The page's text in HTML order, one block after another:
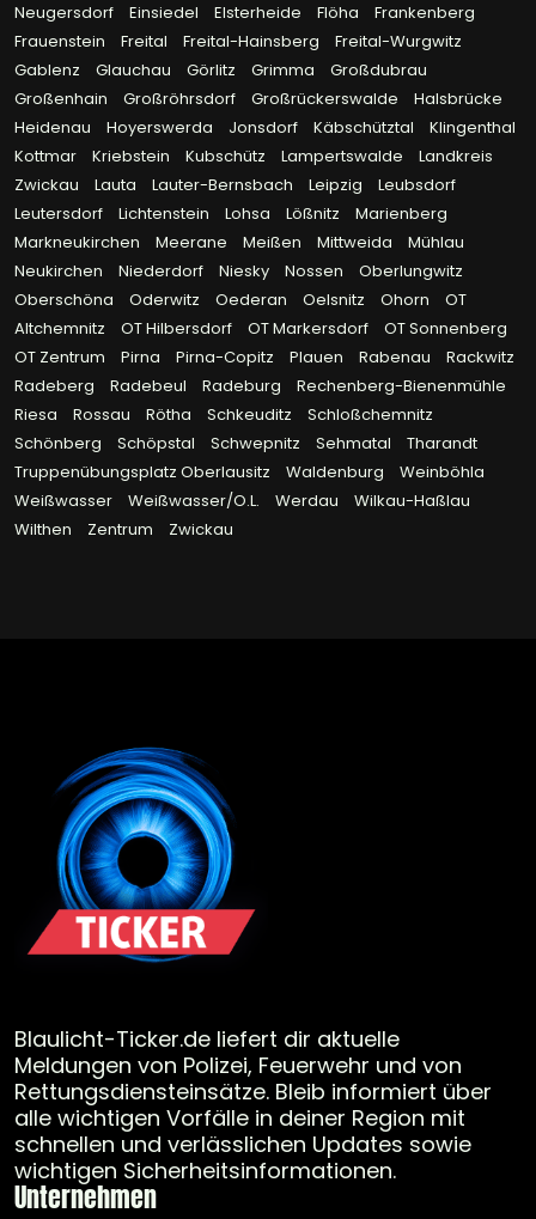
Neugersdorf
Einsiedel Elsterheide Flöha
Frankenberg
Frauenstein
Freital Freital-Hainsberg
Freital-Wurgwitz
Gablenz
Glauchau Görlitz Grimma
Großdubrau
Großenhain
Großröhrsdorf Großrückerswalde
Halsbrücke
Heidenau
Hoyerswerda Jonsdorf Käbschütztal
Klingenthal
Kottmar
Kriebstein Kubschütz Lampertswalde
Landkreis
Zwickau
Lauta Lauter-Bernsbach Leipzig
Leubsdorf
Leutersdorf
Lichtenstein Lohsa Lößnitz
Marienberg
Markneukirchen
Meerane Meißen Mittweida
Mühlau
Neukirchen
Niederdorf Niesky Nossen
Oberlungwitz
Oberschöna
Oderwitz Oederan Oelsnitz Ohorn
OT
Altchemnitz
OT Hilbersdorf OT Markersdorf
OT Sonnenberg
OT Zentrum
Pirna Pirna-Copitz Plauen Rabenau
Rackwitz
Radeberg
Radebeul Radeburg
Rechenberg-Bienenmühle
Riesa
Rossau Rötha Schkeuditz
Schloßchemnitz
Schönberg
Schöpstal Schwepnitz Sehmatal
Tharandt
Truppenübungsplatz Oberlausitz
Waldenburg
Weinböhla
Weißwasser
Weißwasser/O.L. Werdau
Wilkau-Haßlau
Wilthen
Zentrum Zwickau
Blaulicht-Ticker.de liefert dir aktuelle
Meldungen von Polizei, Feuerwehr und von
Rettungsdiensteinsätze. Bleib informiert über
alle wichtigen Vorfälle in deiner Region mit
schnellen und verlässlichen Updates sowie
wichtigen Sicherheitsinformationen.
Unternehmen